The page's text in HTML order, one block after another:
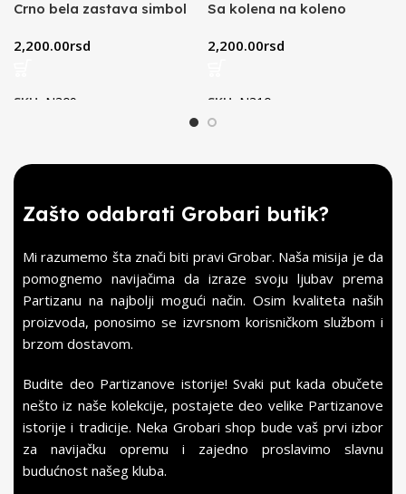
Crno bela zastava simbol
2,200.00rsd
SKU: N309
Sa kolena na koleno
2,200.00rsd
SKU: N310
Zašto odabrati Grobari butik?
Mi razumemo šta znači biti pravi Grobar. Naša misija je da
pomognemo navijačima da izraze svoju ljubav prema
Partizanu na najbolji mogući način. Osim kvaliteta naših
proizvoda, ponosimo se izvrsnom korisničkom službom i
brzom dostavom.
Budite deo Partizanove istorije! Svaki put kada obučete
nešto iz naše kolekcije, postajete deo velike Partizanove
istorije i tradicije. Neka Grobari shop bude vaš prvi izbor
za navijačku opremu i zajedno proslavimo slavnu
budućnost našeg kluba.